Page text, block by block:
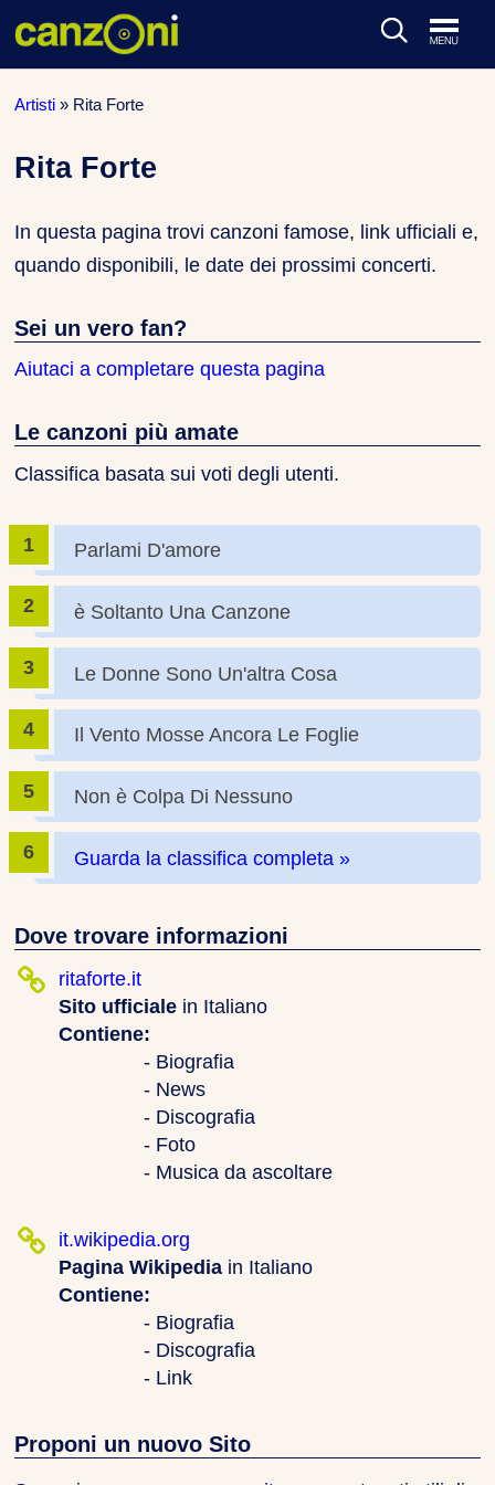
Artisti» Rita Forte
Rita Forte
In questa pagina trovi canzoni famose, link ufficiali e,
quando disponibili, le date dei prossimi concerti.
Sei un vero fan?
Aiutaci a completare questa pagina
Le canzoni più amate
Classifica basata sui voti degli utenti.
Parlami D'amore
è Soltanto Una Canzone
Le Donne Sono Un'altra Cosa
Il Vento Mosse Ancora Le Foglie
Non è Colpa Di Nessuno
Guarda la classifica completa »
Dove trovare informazioni
ritaforte.it
Sito ufficiale in Italiano
Contiene:
- Biografia
- News
- Discografia
- Foto
- Musica da ascoltare
it.wikipedia.org
Pagina Wikipedia in Italiano
Contiene:
- Biografia
- Discografia
- Link
Proponi un nuovo Sito